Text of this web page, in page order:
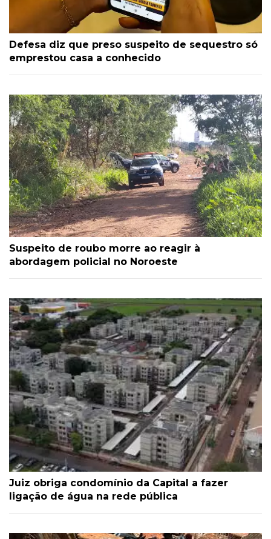
Defesa diz que preso suspeito de sequestro só
emprestou casa a conhecido
Suspeito de roubo morre ao reagir à
abordagem policial no Noroeste
Juiz obriga condomínio da Capital a fazer
ligação de água na rede pública